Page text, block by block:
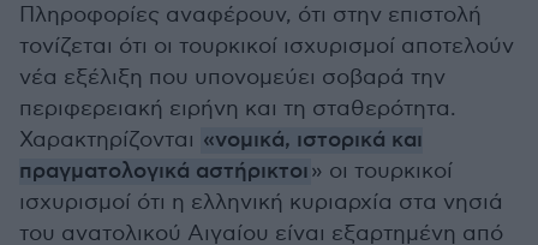
Πληροφορίες αναφέρουν, ότι στην επιστολή
τονίζεται ότι οι τουρκικοί ισχυρισμοί αποτελούν
νέα εξέλιξη που υπονομεύει σοβαρά την
περιφερειακή ειρήνη και τη σταθερότητα.
Χαρακτηρίζονται «νομικά, ιστορικά και
πραγματολογικά αστήρικτοι» οι τουρκικοί
ισχυρισμοί ότι η ελληνική κυριαρχία στα νησιά
του ανατολικού Αιγαίου είναι εξαρτημένη από